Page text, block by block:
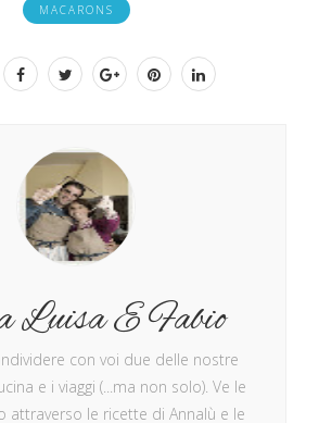
MACARONS
Luisa E Fabio
con voi due delle nostre
e i viaggi (...ma non solo). Ve le
attraverso le ricette di Annalù e le